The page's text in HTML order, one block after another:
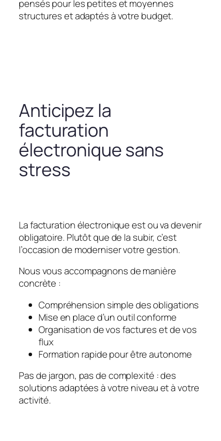
pensés pour les petites et moyennes
structures et adaptés à votre budget.
Anticipez la
facturation
électronique sans
stress
La facturation électronique est ou va devenir
obligatoire. Plutôt que de la subir, c’est
l’occasion de moderniser votre gestion.
Nous vous accompagnons de manière
concrète :
Compréhension simple des obligations
Mise en place d’un outil conforme
Organisation de vos factures et de vos
flux
Formation rapide pour être autonome
Pas de jargon, pas de complexité : des
solutions adaptées à votre niveau et à votre
activité.